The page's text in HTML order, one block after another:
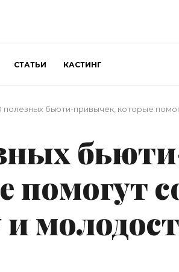
СТАТЬИ КАСТИНГ
полезных бьюти-привычек, которые
помогут
и